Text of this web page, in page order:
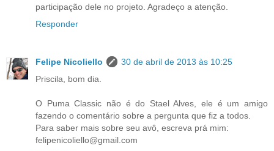
participação dele no projeto. Agradeço a atenção.
Responder
Felipe Nicoliello
30 de abril de 2013 às 10:25
Priscila, bom dia.
O Puma Classic não é do Stael Alves, ele é um amigo
fazendo o comentário sobre a pergunta que fiz a todos.
Para saber mais sobre seu avô, escreva prá mim:
felipenicoliello@gmail.com